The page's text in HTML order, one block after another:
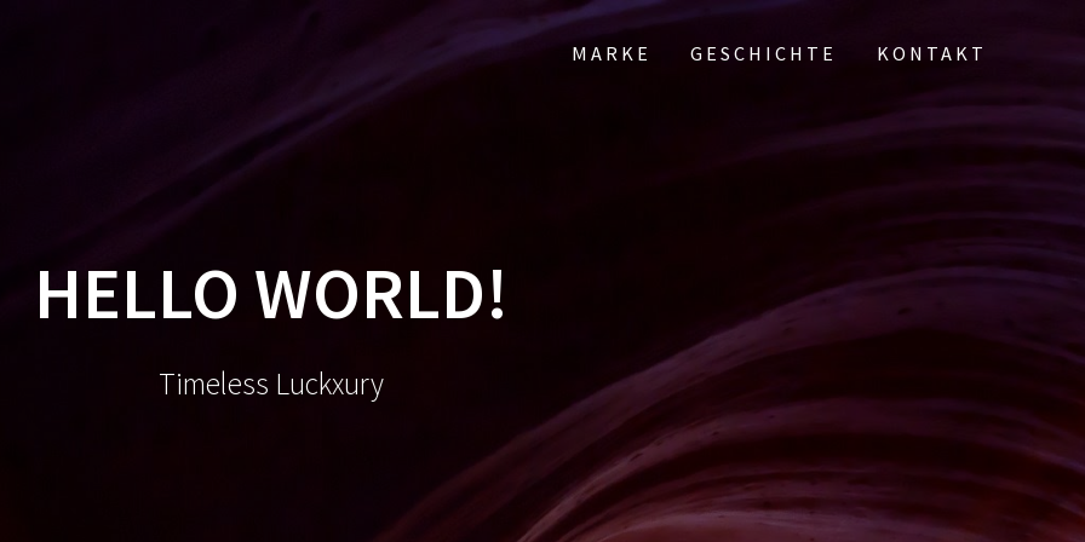
MARKE GESCHICHTE KONTAKT
HELLO WORLD!
Timeless Luckxury